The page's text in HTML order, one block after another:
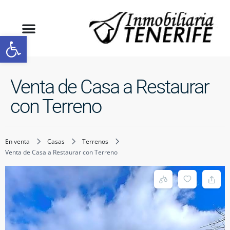
Abrir barra de herramientas
Venta de Casa a Restaurar
con Terreno
En venta Casas
Terrenos
Venta de Casa a Restaurar con Terreno